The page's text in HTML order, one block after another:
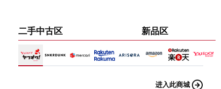
二手中古区 新品区
进入此商城